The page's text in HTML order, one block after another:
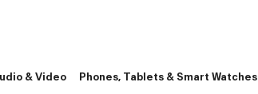
& Video Phones, Tablets & Smart Watches